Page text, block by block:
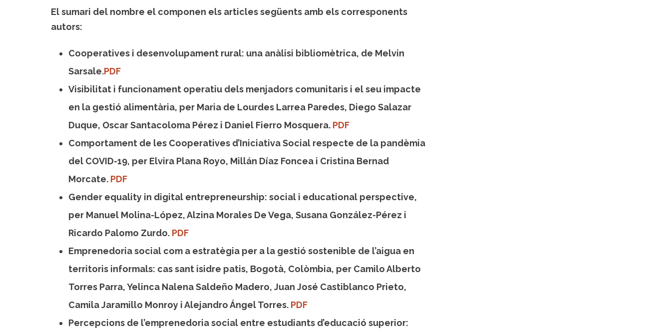
Elsumari del nombre el componen els articles següents amb els corresponents
autors:
Cooperatives i desenvolupament rural: una anàlisi bibliomètrica, de Melvin
Sarsale.PDF
Visibilitat i funcionament operatiu dels menjadors comunitaris i el seu impacte
en la gestió alimentària, per Maria de Lourdes Larrea Paredes, Diego Salazar
Duque, Oscar Santacoloma Pérez i Daniel Fierro Mosquera. PDF
Comportament de les Cooperatives d’Iniciativa Social respecte de la pandèmia
del COVID-19, per Elvira Plana Royo, Millán Díaz Foncea i Cristina Bernad
Morcate. PDF
Gender equality in digital entrepreneurship: social i educational perspective,
per Manuel Molina-López, Alzina Morales De Vega, Susana González-Pérez i
Ricardo Palomo Zurdo. PDF
Emprenedoria social com a estratègia per a la gestió sostenible de l’aigua en
territoris informals: cas sant isidre patis, Bogotà, Colòmbia, per Camilo Alberto
Torres Parra, Yelinca Nalena Saldeño Madero, Juan José Castiblanco Prieto,
Camila Jaramillo Monroy i Alejandro Ángel Torres. PDF
Percepcions de l’emprenedoria social entre estudiants d’educació superior: